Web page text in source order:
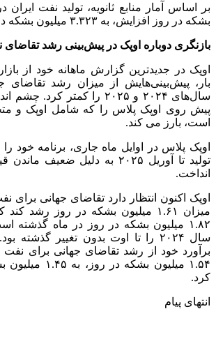
بشکه در روز افزایش، به ۳.۳۲۳ میلیون بشکه در روز رسید.
بازنگری دوباره اوپک در پیش‌بینی‌ رشد تقاضای
اوپک در جدیدترین گزارش ماهانه خود از
بار، پیش‌بینی‌هایش از میزان رشد تقاضای
سال‌های ۲۰۲۴ و ۲۰۲۵ را کمتر
پیش روی اوپک پلاس را که شامل اوپک و
است، بارز می کند.
اوپک پلاس در اوایل ماه جاری، برنامه خود
تولید تا آوریل ۲۰۲۵ به دلیل
انداخت.
میزان ۱.۶۱ میلیون بشکه در روز رشد
۱.۸۲ میلیون بشکه در روز در ماه گذشته
سال ۲۰۲۴ را تا اوت بدون تغییر
۱.۵۴ میلیون بشکه
کرد.
انتهای پیام